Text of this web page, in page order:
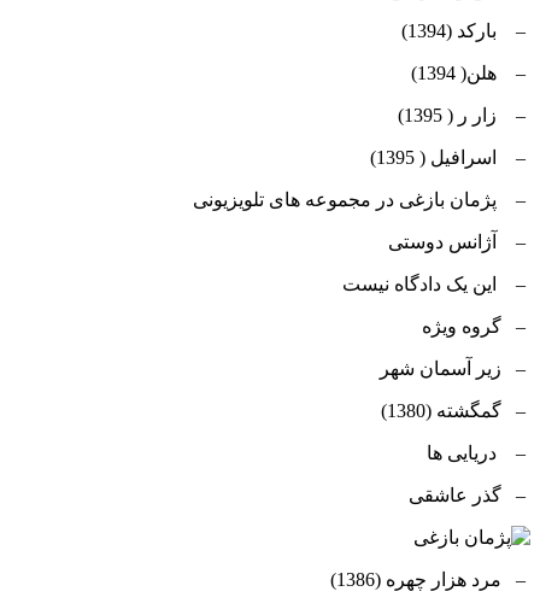
– بارکد (1394)
– هلن( 1394)
– زار ر ( 1395)
– اسرافیل ( 1395)
– پژمان بازغی در مجموعه های تلویزیونی
– آژانس دوستی
– این یک دادگاه نیست
– گروه ویژه
– زیر آسمان شهر
– گمگشته (1380)
– دریایی ها
– گذر عاشقی
– مرد هزار چهره (1386)